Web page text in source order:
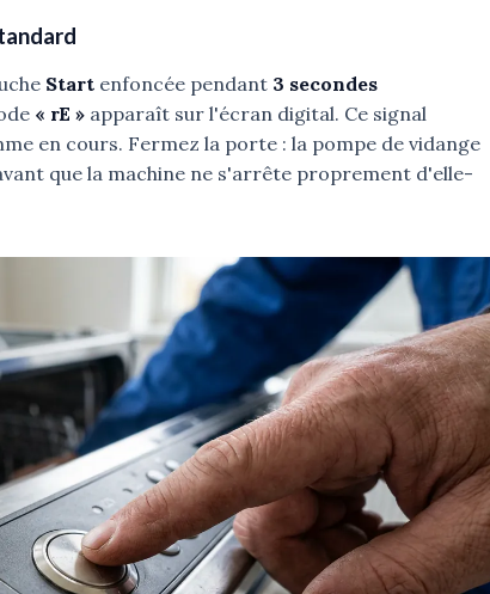
Start enfoncée pendant 3 secondes
« rE » apparaît sur l'écran digital. Ce signal
en cours. Fermez la porte : la pompe de vidange
que la machine ne s'arrête proprement d'elle-